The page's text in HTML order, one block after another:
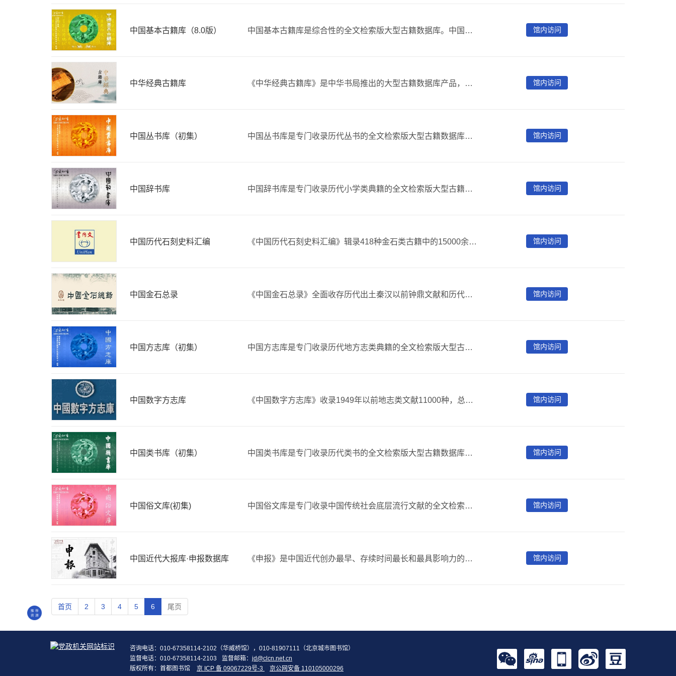
中国基本古籍库（8.0版） 中国基本古籍库是综合性的全文检索版大型古籍数据库。中国基本古籍库精选先秦至民国的历代重要典籍，包括流传千古的名著、各学科基本文献以及冷门绝学的特殊著作等，总计收书1万部、18万卷；版本14,650个、26万卷；影像1,300万页、录文19亿字。 馆内访问
中华经典古籍库 《中华经典古籍库》是中华书局推出的大型古籍数据库产品，收录了中华书局出版的整理本古籍图书，涵盖经史子集各部，包含了二十四史、通鉴、新编诸子集成、清人十三经注疏、史料笔记丛刊、古典文学基本丛书、佛教典籍选刊等经典系列，保留专名线、注释、校勘记等整理成果。该资源为镜像版，镜像版仅限首都图书馆（华威桥馆址）、北京城市图书馆馆内访问，并且需要使用客户端登录（客户端仅支持windows系统）， 馆内访问
中国丛书库（初集） 中国丛书库是专门收录历代丛书的全文检索版大型古籍数据库。中国丛书库集成编初集收录100种丛书4,000部典籍。 馆内访问
中国辞书库 中国辞书库是专门收录历代小学类典籍的全文检索版大型古籍数据库。中国辞书库网罗先秦至民国历代语言文字类著作，包括字书、韵书、雅书和字典等共计1,000部。 馆内访问
中国历代石刻史料汇编 《中国历代石刻史料汇编》辑录418种金石类古籍中的15000余篇石刻文献，并附有历代金石学家撰写的考释文字，总计1150万字。所有碑文按朝代排序，利于读者查阅。全书从秦砖汉瓦到碑文墓志，上下两千年，内容涵盖中国古代政治、经济、军事、民族、宗教、文学、科技、民俗、教育、地理等各个方面。 馆内访问
中国金石总录 《中国金石总录》全面收存历代出土秦汉以前钟鼎文献和历代出土、遗存清代以前石刻文献。每则金石均包括完整拓片、全文录文和基础叙录三部分内容。全文录文按原拓行文格式严格录入。叙录包括名称（含简称）、朝代、年号、材质、形制、行款、出土地（或遗存地）、出土时间以及收藏或保护单位等基本信息。 馆内访问
中国方志库（初集） 中国方志库是专门收录历代地方志类典籍的全文检索版大型古籍数据库。中国方志库（初集）收录历代省通志及府州县厅志2,000部。 馆内访问
中国数字方志库 《中国数字方志库》收录1949年以前地志类文献11000种，总册数超过10万册，影像数据近千万页，数据库总容量达4TB。所收方志包括全国各公共图书馆、高校图书馆、博物馆所藏方志，也有一些私家收藏的方志孤本、稀见本、批校本、题跋本，是目前收录方志最多，规模最大的方志数据库。 馆内访问
中国类书库（初集） 中国类书库是专门收录历代类书的全文检索版大型古籍数据库。中国类书库（初集）收录魏晋以来直至清末民初的类书300部，含永乐大典和古今图书集成。 馆内访问
中国俗文库(初集) 中国俗文库是专门收录中国传统社会底层流行文献的全文检索版大型古籍数据库。中国俗文库（初集）收录汉魏以来传统社会底层流行文献，包括在民间广泛流传的俗文学作品与俗文字史料，如变文、宝卷、善书、小说、话本、戏文、俚曲、鼓书、弹词、歌谣、俗谚等，共计2000部。 馆内访问
中国近代大报库·申报数据库 《申报》是中国近代创办最早、存续时间最长和最具影响力的中文日报，被称为中国近代百科全书，具有极高的史料价值。爱如生申报数据库所收《申报》含上海、汉口、香港版共27534个期号，首尾相连。提供全部影像、全部录文，包括新闻、副刊专刊增刊特刊、广告。 馆内访问
首页 2 3 4 5 6 尾页
咨询电话：010-67358114-2102（华威桥馆），010-81907111（北京城市图书馆）
监督电话：010-67358114-2103
监督邮箱： jd@clcn.net.cn
版权所有：首都图书馆
京 ICP 备 09067229号-3 京公网安备 110105000296